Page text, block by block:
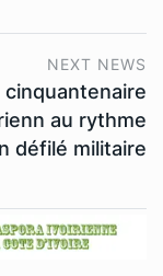
NEXT NEWS
cinquantenaire
au rythme
défilé militaire